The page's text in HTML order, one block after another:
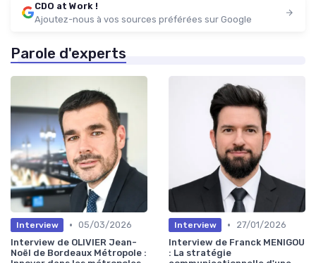
CDO at Work !
Ajoutez-nous à vos sources préférées sur Google
Parole d'experts
Interview • 05/03/2026
Interview de OLIVIER Jean-
Noël de Bordeaux Métropole :
Interview •
27/01/2026
Interview de Franck MENIGOU
: La stratégie